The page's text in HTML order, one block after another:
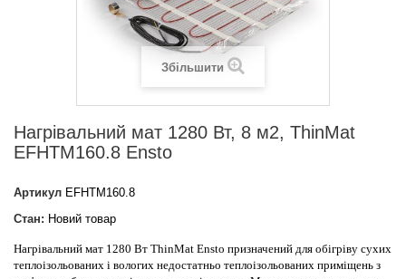
Збільшити
Нагрівальний мат 1280 Вт, 8 м2, ThinMat
EFHTM160.8 Ensto
Артикул EFHTM160.8
Стан: Новий товар
Нагрівальний мат 1280 Вт ThinMat Ensto призначений для обігріву сухих
теплоізольованих і вологих недостатньо теплоізольованих приміщень з